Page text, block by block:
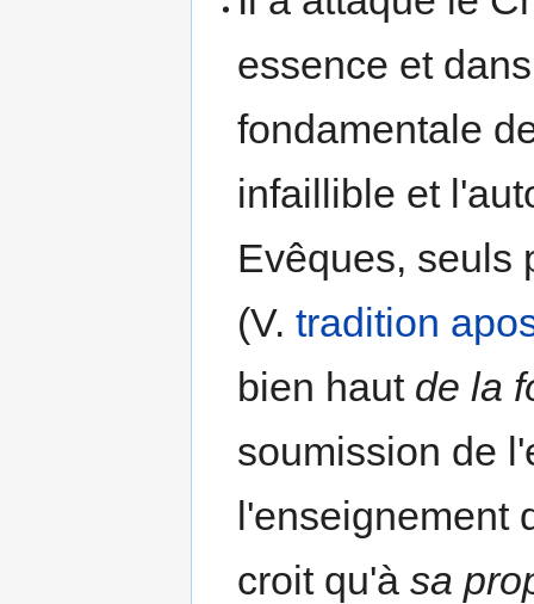
essence et
fondamentale
infaillible et
Evêques, seuls
(V.tradition
bien haut de la
soumission de
l'enseignement
croit qu'àsa